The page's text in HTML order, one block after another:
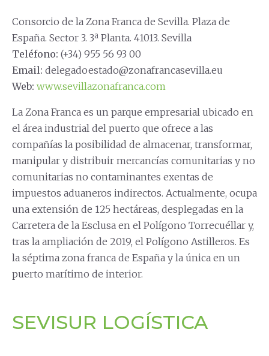
Consorcio de la Zona Franca de Sevilla. Plaza de
España. Sector 3. 3ª Planta. 41013. Sevilla
Teléfono: (+34) 955 56 93 00
Email: delegadoestado@zonafrancasevilla.eu
Web: www.sevillazonafranca.com
La Zona Franca es un parque empresarial ubicado en
el área industrial del puerto que ofrece a las
compañías la posibilidad de almacenar, transformar,
manipular y distribuir mercancías comunitarias y no
comunitarias no contaminantes exentas de
impuestos aduaneros indirectos. Actualmente, ocupa
una extensión de 125 hectáreas, desplegadas en la
Carretera de la Esclusa en el Polígono Torrecuéllar y,
tras la ampliación de 2019, el Polígono Astilleros. Es
la séptima zona franca de España y la única en un
puerto marítimo de interior.
SEVISUR LOGÍSTICA